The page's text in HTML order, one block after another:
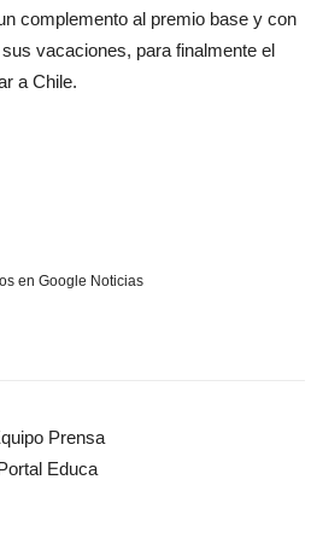
complemento al premio base y con
vacaciones, para finalmente el
a Chile.
en Google Noticias
Prensa
Educa